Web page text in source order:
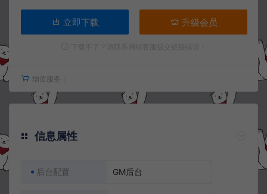
立即下载 升级会员
增值服务：
信息属性
后台配置 GM后台